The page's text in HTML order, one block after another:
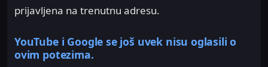
prijavljena na trenutnu adresu.
YouTube i Google se još uvek nisu oglasili o
ovim potezima.